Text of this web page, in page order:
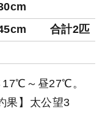
合計2匹
17℃～昼27℃。
果】太公望3